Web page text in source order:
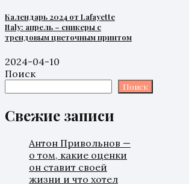
Календарь 2024 от Lafayette
Italy: апрель – сникеры с
трендовым цветочным принтом
2024-04-10
Поиск
Поиск
Свежие записи
Антон Привольнов —
о том, какие оценки
он ставит своей
жизни и что хотел